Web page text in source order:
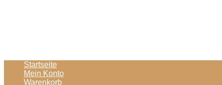
Startseite
Mein Konto
Warenkorb